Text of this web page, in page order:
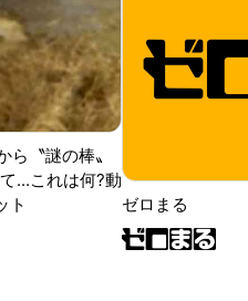
ら〝謎の棒〟
...これは何?動
ト
ゼロまる